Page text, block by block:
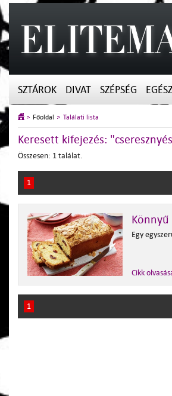
SZTÁROK DIVAT SZÉPSÉG
Főoldal Találati lista
Keresett kifejezés:
Összesen: 1 találat.
1
Könnyű
Egy
Cikk
1